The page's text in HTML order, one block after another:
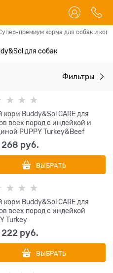
премиум корма для собак и
для собак
Фильтры
корм Buddy&Sol CARE для
всех пород с индейкой и
PUPPY Turkey&Beef
268 руб.
ВЫБРАТЬ
корм Buddy&Sol CARE для
всех пород с индейкой
Turkey
222 руб.
ВЫБРАТЬ